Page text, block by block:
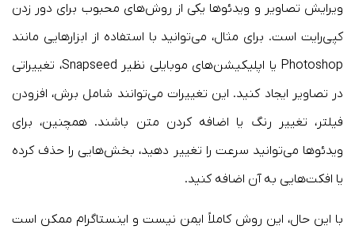
ویرایش تصاویر و ویدئوها یکی از روش‌های محبوب برای دور زدن
کپی‌رایت است. برای مثال، می‌توانید با استفاده از ابزارهایی مانند
Photoshop یا اپلیکیشن‌های موبایلی نظیر Snapseed، تغییراتی
در تصاویر ایجاد کنید. این تغییرات می‌توانند شامل برش، افزودن
فیلتر، تغییر رنگ یا اضافه کردن متن باشند. همچنین، برای
ویدئوها می‌توانید سرعت را تغییر دهید، بخش‌هایی را حذف کرده
یا افکت‌هایی به آن اضافه کنید.
با این حال، این روش کاملاً ایمن نیست و اینستاگرام ممکن است